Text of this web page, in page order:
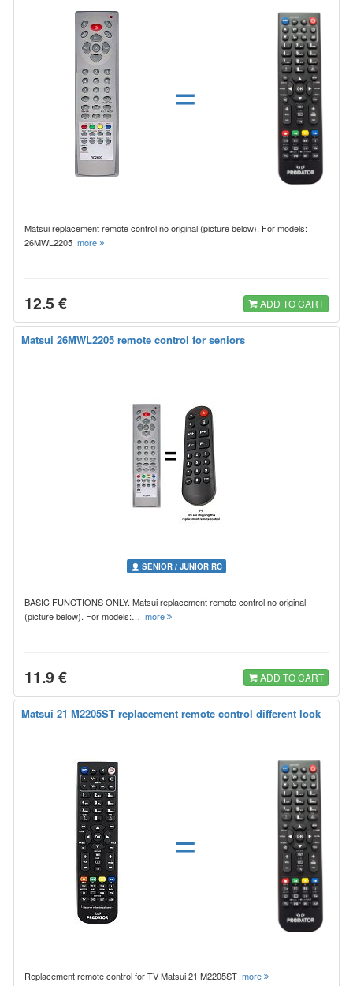
=
Matsui replacement remote control no original (picture below). For models:
26MWL2205 more
12.5 € ADD TO CART
Matsui 26MWL2205 remote control for seniors
SENIOR / JUNIOR RC
BASIC FUNCTIONS ONLY. Matsui replacement remote control no original
(picture below). For models:… more
11.9 € ADD TO CART
Matsui 21 M2205ST replacement remote control different look
=
Replacement remote control for TV Matsui 21 M2205ST more